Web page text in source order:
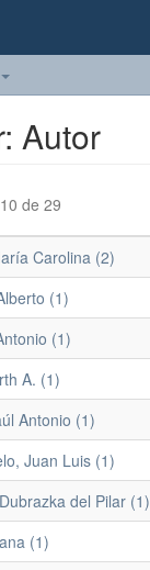
Autor
de 29
Carolina (2)
(1)
(1)
A. (1)
Antonio (1)
Juan Luis (1)
del Pilar (1)
(1)